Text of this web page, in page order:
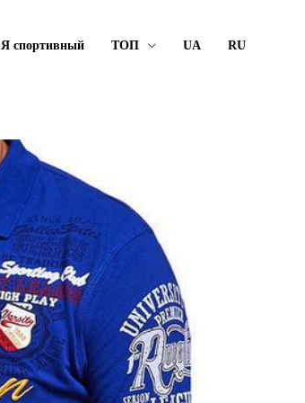
Я спортивный ТОП UA RU